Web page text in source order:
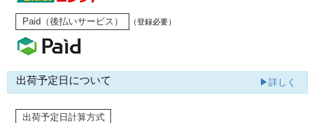
Paid（後払いサービス） （登録必要）
出荷予定日について ▶詳しく
出荷予定日計算方式